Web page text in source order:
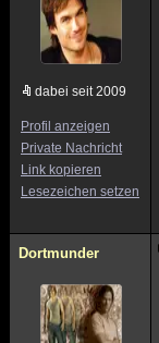
dabei seit 2009
Profil anzeigen
Private Nachricht
Link kopieren
Lesezeichen setzen
Dortmunder